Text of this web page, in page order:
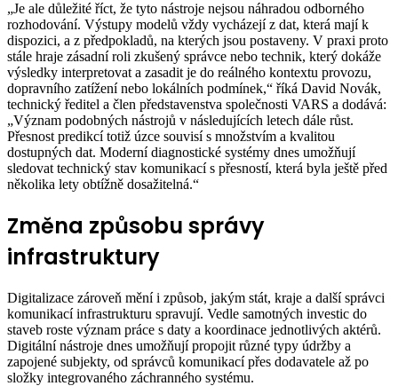
„Je ale důležité říct, že tyto nástroje nejsou náhradou odborného
rozhodování. Výstupy modelů vždy vycházejí z dat, která mají k
dispozici, a z předpokladů, na kterých jsou postaveny. V praxi proto
stále hraje zásadní roli zkušený správce nebo technik, který dokáže
výsledky interpretovat a zasadit je do reálného kontextu provozu,
dopravního zatížení nebo lokálních podmínek,“ říká David Novák,
technický ředitel a člen představenstva společnosti VARS a dodává:
„Význam podobných nástrojů v následujících letech dále růst.
Přesnost predikcí totiž úzce souvisí s množstvím a kvalitou
dostupných dat. Moderní diagnostické systémy dnes umožňují
sledovat technický stav komunikací s přesností, která byla ještě před
několika lety obtížně dosažitelná.“
Změna způsobu správy
infrastruktury
Digitalizace zároveň mění i způsob, jakým stát, kraje a další správci
komunikací infrastrukturu spravují. Vedle samotných investic do
staveb roste význam práce s daty a koordinace jednotlivých aktérů.
Digitální nástroje dnes umožňují propojit různé typy údržby a
zapojené subjekty, od správců komunikací přes dodavatele až po
složky integrovaného záchranného systému.